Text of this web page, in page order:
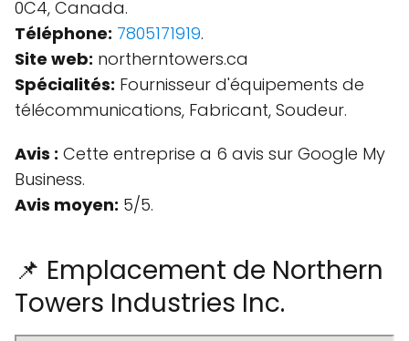
0C4, Canada.
Téléphone: 7805171919.
Site web: northerntowers.ca
Spécialités: Fournisseur d'équipements de
télécommunications, Fabricant, Soudeur.
Avis : Cette entreprise a 6 avis sur Google My
Business.
Avis moyen: 5/5.
📌 Emplacement de Northern
Towers Industries Inc.